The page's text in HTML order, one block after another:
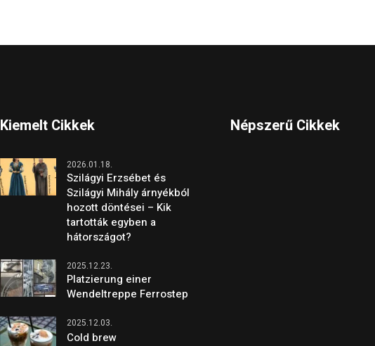
Kiemelt Cikkek
2026.01.18.
Szilágyi Erzsébet és
Szilágyi Mihály árnyékból
hozott döntései – Kik
tartották egyben a
hátországot?
2025.12.23.
Platzierung einer
Wendeltreppe Ferrostep
2025.12.03.
Cold brew
Népszerű Cikkek